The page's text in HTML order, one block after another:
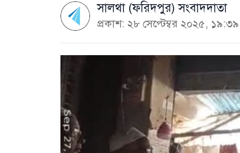
সালথা (ফরিদপুর) সংবাদদাতা
প্রকাশ: ২৮ সেপ্টেম্বর ২০২৫, ১৯:৩৯